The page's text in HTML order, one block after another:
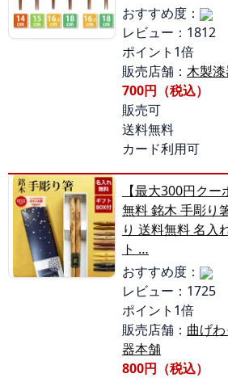
おすすめ度：
レビュー：1812
ポイント1倍
販売店舗： 木製
700円（税込）
販売可
送料無料
カード利用可
【最大300円ク
無料 銘木 手彫り
り 送料無料 名入
ト …
おすすめ度：
レビュー：1725
ポイント1倍
販売店舗： 曲げ
器本舗
800円（税込）